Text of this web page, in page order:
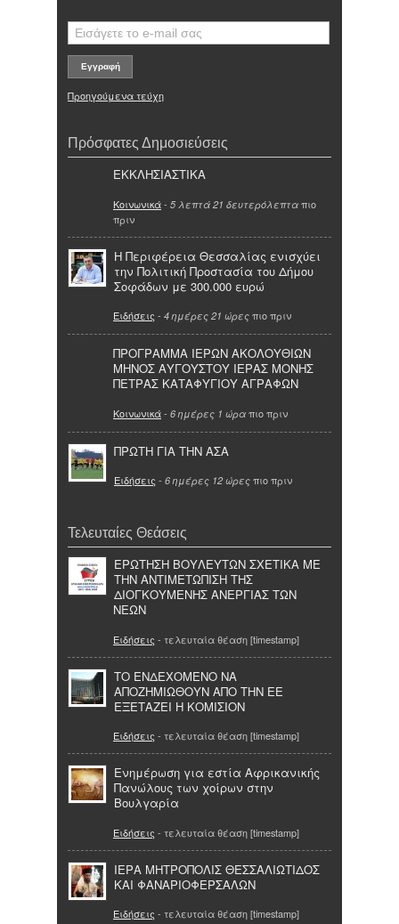
Προηγούμενα τεύχη
Πρόσφατες Δημοσιεύσεις
ΕΚΚΛΗΣΙΑΣΤΙΚΑ
Κοινωνικά- 5 λεπτά 21 δευτερόλεπτα πιο
πριν
Η Περιφέρεια Θεσσαλίας ενισχύει
την Πολιτική Προστασία του Δήμου
Σοφάδων με 300.000 ευρώ
Ειδήσεις - 4 ημέρες 21 ώρες πιο πριν
ΠΡΟΓΡΑΜΜΑ ΙΕΡΩΝ ΑΚΟΛΟΥΘΙΩΝ
ΜΗΝΟΣ ΑΥΓΟΥΣΤΟΥ ΙΕΡΑΣ ΜΟΝΗΣ
ΠΕΤΡΑΣ ΚΑΤΑΦΥΓΙΟΥ ΑΓΡΑΦΩΝ
Κοινωνικά- 6 ημέρες 1 ώρα πιο πριν
ΠΡΩΤΗ ΓΙΑ ΤΗΝ ΑΣΑ
Ειδήσεις - 6 ημέρες 12 ώρες πιο πριν
Τελευταίες Θεάσεις
ΕΡΩΤΗΣΗ ΒΟΥΛΕΥΤΩΝ ΣΧΕΤΙΚΑ ΜΕ
ΤΗΝ ΑΝΤΙΜΕΤΩΠΙΣΗ ΤΗΣ
ΔΙΟΓΚΟΥΜΕΝΗΣ ΑΝΕΡΓΙΑΣ ΤΩΝ
ΝΕΩΝ
Ειδήσεις - τελευταία θέαση [timestamp]
ΤΟ ΕΝΔΕΧΟΜΕΝΟ ΝΑ
ΑΠΟΖΗΜΙΩΘΟΥΝ ΑΠΟ ΤΗΝ ΕΕ
ΕΞΕΤΑΖΕΙ Η ΚΟΜΙΣΙΟΝ
Ειδήσεις - τελευταία θέαση [timestamp]
Ενημέρωση για εστία Αφρικανικής
Πανώλους των χοίρων στην
Βουλγαρία
Ειδήσεις - τελευταία θέαση [timestamp]
ΙΕΡΑ ΜΗΤΡΟΠΟΛΙΣ ΘΕΣΣΑΛΙΩΤΙΔΟΣ
ΚΑΙ ΦΑΝΑΡΙΟΦΕΡΣΑΛΩΝ
Ειδήσεις - τελευταία θέαση [timestamp]